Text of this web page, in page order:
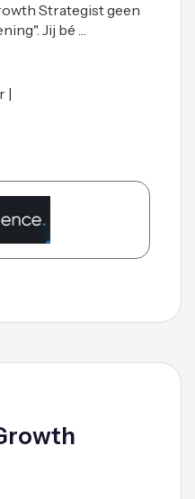
Strategist geen
Jij bé …
|